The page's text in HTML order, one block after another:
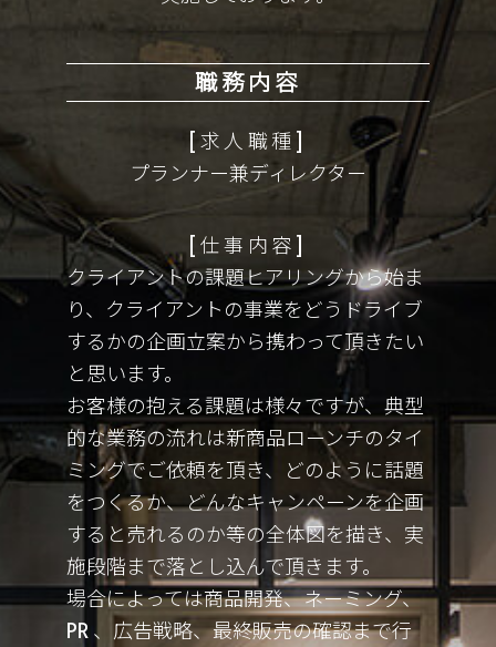
職務内容
求人職種
プランナー兼ディレクター
仕事内容
クライアントの課題ヒアリングから始ま
り、クライアントの事業をどうドライブ
するかの企画立案から携わって頂きたい
と思います。
お客様の抱える課題は様々ですが、典型
的な業務の流れは新商品ローンチのタイ
ミングでご依頼を頂き、どのように話題
をつくるか、どんなキャンペーンを企画
すると売れるのか等の全体図を描き、実
施段階まで落とし込んで頂きます。
場合によっては商品開発、ネーミング、
PR 、広告戦略、最終販売の確認まで行